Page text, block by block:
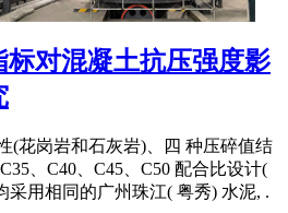
标对混凝土抗压强度影
(花岗岩和石灰岩)、四 种压碎值结
、C40、C45、C50 配合比设计(
采用相同的广州珠江( 粤秀) 水泥, .